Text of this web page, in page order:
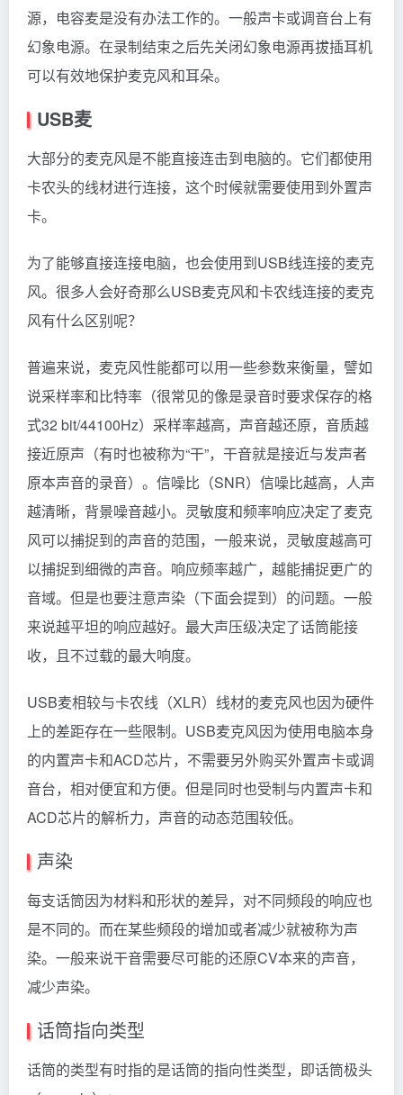
源，电容麦是没有办法工作的。一般声卡或调音台上有
幻象电源。在录制结束之后先关闭幻象电源再拔插耳机
可以有效地保护麦克风和耳朵。
USB麦
大部分的麦克风是不能直接连击到电脑的。它们都使用
卡农头的线材进行连接，这个时候就需要使用到外置声
卡。
为了能够直接连接电脑，也会使用到USB线连接的麦克
风。很多人会好奇那么USB麦克风和卡农线连接的麦克
风有什么区别呢？
普遍来说，麦克风性能都可以用一些参数来衡量，譬如
说采样率和比特率（很常见的像是录音时要求保存的格
式32 bit/44100Hz）采样率越高，声音越还原，音质越
接近原声（有时也被称为“干”，干音就是接近与发声者
原本声音的录音）。信噪比（SNR）信噪比越高，人声
越清晰，背景噪音越小。灵敏度和频率响应决定了麦克
风可以捕捉到的声音的范围，一般来说，灵敏度越高可
以捕捉到细微的声音。响应频率越广，越能捕捉更广的
音域。但是也要注意声染（下面会提到）的问题。一般
来说越平坦的响应越好。最大声压级决定了话筒能接
收，且不过载的最大响度。
USB麦相较与卡农线（XLR）线材的麦克风也因为硬件
上的差距存在一些限制。USB麦克风因为使用电脑本身
的内置声卡和ACD芯片，不需要另外购买外置声卡或调
音台，相对便宜和方便。但是同时也受制与内置声卡和
ACD芯片的解析力，声音的动态范围较低。
声染
每支话筒因为材料和形状的差异，对不同频段的响应也
是不同的。而在某些频段的增加或者减少就被称为声
染。一般来说干音需要尽可能的还原CV本来的声音，
减少声染。
话筒指向类型
话筒的类型有时指的是话筒的指向性类型，即话筒极头